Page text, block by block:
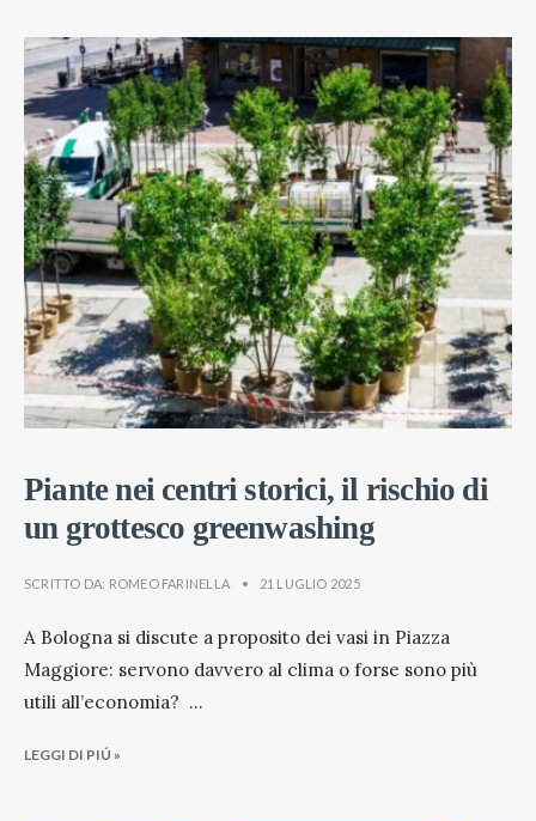
Piante nei centri storici, il rischio di
un grottesco greenwashing
SCRITTO DA: ROMEO FARINELLA • 21 LUGLIO 2025
A Bologna si discute a proposito dei vasi in Piazza
Maggiore: servono davvero al clima o forse sono più
utili all’economia? ...
LEGGI DI PIÚ »